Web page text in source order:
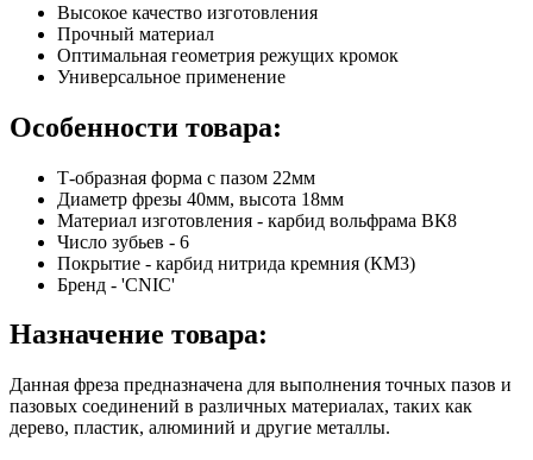
Высокое качество изготовления
Прочный материал
Оптимальная геометрия режущих кромок
Универсальное применение
Особенности товара:
Т-образная форма с пазом 22мм
Диаметр фрезы 40мм, высота 18мм
Материал изготовления - карбид вольфрама ВК8
Число зубьев - 6
Покрытие - карбид нитрида кремния (КМ3)
Бренд - 'CNIC'
Назначение товара:
Данная фреза предназначена для выполнения точных пазов и
пазовых соединений в различных материалах, таких как
дерево, пластик, алюминий и другие металлы.